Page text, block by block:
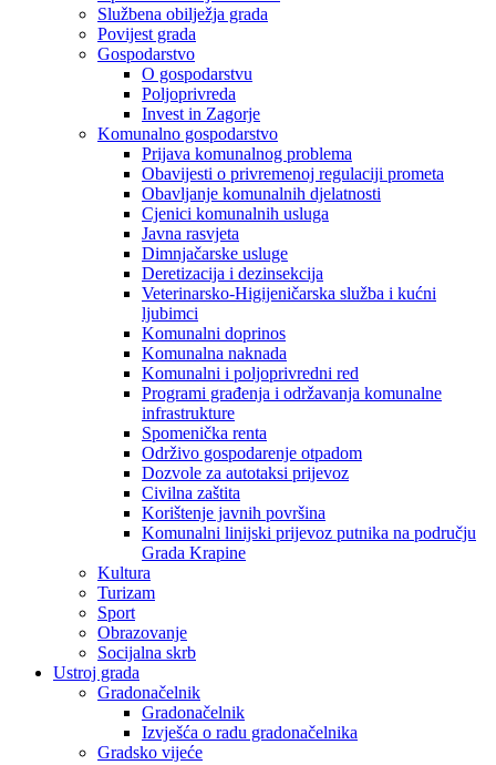
Službena obilježja grada
Povijest grada
Gospodarstvo
O gospodarstvu
Poljoprivreda
Invest in Zagorje
Komunalno gospodarstvo
Prijava komunalnog problema
Obavijesti o privremenoj regulaciji prometa
Obavljanje komunalnih djelatnosti
Cjenici komunalnih usluga
Javna rasvjeta
Dimnjačarske usluge
Deretizacija i dezinsekcija
Veterinarsko-Higijeničarska služba i kućni
ljubimci
Komunalni doprinos
Komunalna naknada
Komunalni i poljoprivredni red
Programi građenja i održavanja komunalne
infrastrukture
Spomenička renta
Održivo gospodarenje otpadom
Dozvole za autotaksi prijevoz
Civilna zaštita
Korištenje javnih površina
Komunalni linijski prijevoz putnika na području
Grada Krapine
Kultura
Turizam
Sport
Obrazovanje
Socijalna skrb
Ustroj grada
Gradonačelnik
Gradonačelnik
Izvješća o radu gradonačelnika
Gradsko vijeće